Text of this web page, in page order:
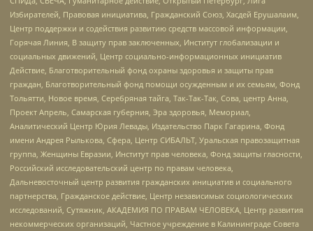
Избирателей, Правовая инициатива, Гражданский Союз, Хасдей Ерушалаим,
Центр поддержки и содействия развитию средств массовой информации,
Горячая Линия, В защиту прав заключенных, Институт глобализации и
социальных движений, Центр социально-информационных инициатив
Действие, Благотворительный фонд охраны здоровья и защиты прав
граждан, Благотворительный фонд помощи осужденным и их семьям, Фонд
Тольятти, Новое время, Серебряная тайга, Так-Так-Так, Сова, центр Анна,
Проект Апрель, Самарская губерния, Эра здоровья, Мемориал,
Аналитический Центр Юрия Левады, Издательство Парк Гагарина, Фонд
имени Андрея Рылькова, Сфера, Центр СИБАЛЬТ, Уральская правозащитная
группа, Женщины Евразии, Институт прав человека, Фонд защиты гласности,
Российский исследовательский центр по правам человека,
Дальневосточный центр развития гражданских инициатив и социального
партнерства, Гражданское действие, Центр независимых социологических
исследований, Сутяжник, АКАДЕМИЯ ПО ПРАВАМ ЧЕЛОВЕКА, Центр развития
некоммерческих организаций, Частное учреждение в Калининграде Совета